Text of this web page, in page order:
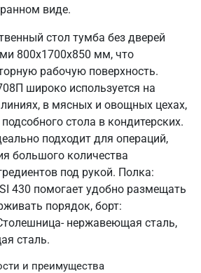
виде.
стол тумба без дверей
800х1700х850 мм, что
рабочую поверхность.
широко используется на
в мясных и овощных цехах,
стола в кондитерских.
подходит для операций,
большого количества
под рукой. Полка:
430 помогает удобно размещать
порядок, борт:
нержавеющая сталь,
сталь.
и преимущества